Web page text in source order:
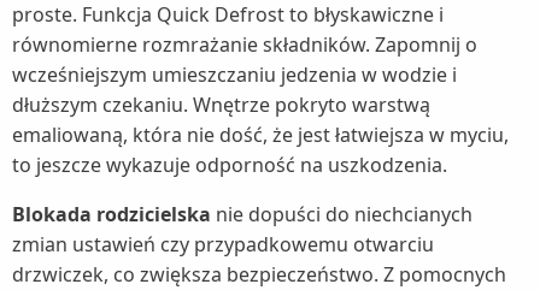
proste. Funkcja Quick Defrost to błyskawiczne i
równomierne rozmrażanie składników. Zapomnij o
wcześniejszym umieszczaniu jedzenia w wodzie i
dłuższym czekaniu. Wnętrze pokryto warstwą
emaliowaną, która nie dość, że jest łatwiejsza w myciu,
to jeszcze wykazuje odporność na uszkodzenia.
Blokada rodzicielska nie dopuści do niechcianych
zmian ustawień czy przypadkowemu otwarciu
drzwiczek, co zwiększa bezpieczeństwo. Z pomocnych